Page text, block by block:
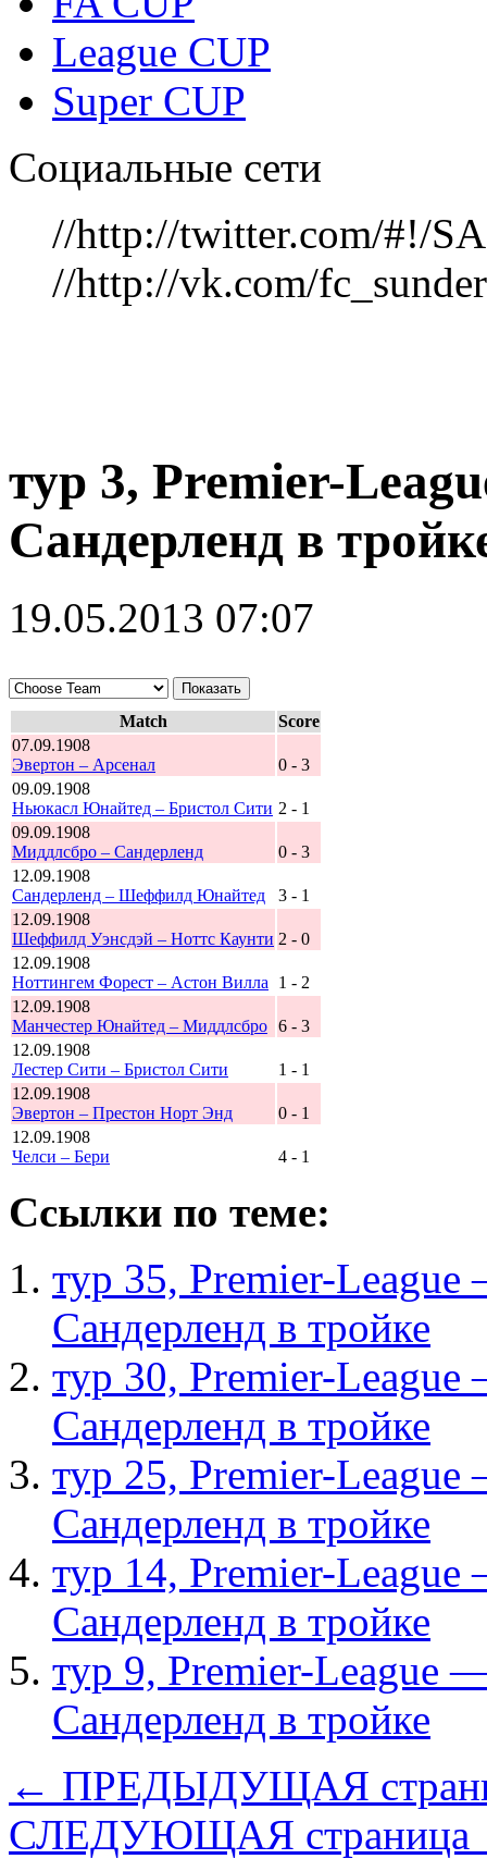
League CUP
Super CUP
Социальные сети
//http://twitter.com/#!/
//http://vk.com/
тур 3, Рremier-
Сандерленд в
19.05.2013 07:07
Match
Score
07.09.1908
Эвертон – Арсенал
0 - 3
09.09.1908
Ньюкасл Юнайтед – Бристол Сити 2 - 1
09.09.1908
Миддлсбро – Сандерленд
0 - 3
12.09.1908
Сандерленд – Шеффилд Юнайтед
3 - 1
12.09.1908
Шеффилд Уэнсдэй – Ноттс Каунти 2 - 0
12.09.1908
Ноттингем Форест – Астон Вилла
1 - 2
12.09.1908
Манчестер Юнайтед – Миддлсбро 6 - 3
12.09.1908
Лестер Сити – Бристол Сити
1 - 1
12.09.1908
Эвертон – Престон Норт Энд
0 - 1
12.09.1908
Челси – Бери
4 - 1
Ссылки по теме:
тур 35, Рremier-
Сандерленд в тройке
тур 30, Рremier-
Сандерленд в тройке
тур 25, Рremier-
Сандерленд в тройке
тур 14, Рremier-
Сандерленд в тройке
тур 9, Рremier-League
Сандерленд в тройке
← ПРЕДЫДУЩАЯ
СЛЕДУЮЩАЯ